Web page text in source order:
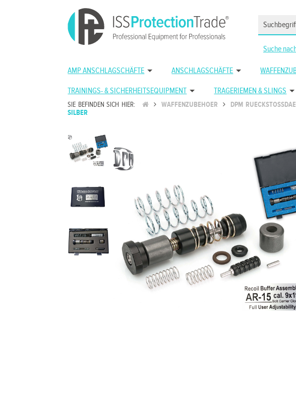
Suche
AMP ANSCHLAGSCHÄFTE ANSCHLAGSCHÄFTE
TRAININGS- & SICHERHEITSEQUIPMENT TRAGERIEMEN & SLINGS
SIE BEFINDEN SICH HIER: WAFFENZUBEHOER DPM
SILBER